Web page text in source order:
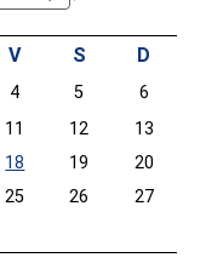
V S D
4 5
6
11 12
13
18 19
20
25 26
27